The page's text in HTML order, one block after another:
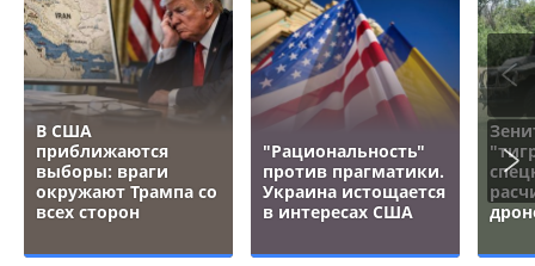
В США
приближаются
выборы: враги
окружают Трампа со
всех сторон
"Рациональность"
против прагматики.
Украина истощается
в интересах США